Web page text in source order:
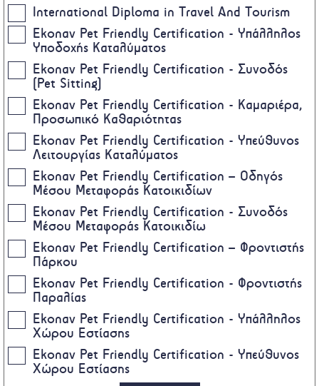
International Diploma in Travel And Tourism
Ekonav Pet Friendly Certification - Υπάλληλος
Υποδοχής Καταλύματος
Ekonav Pet Friendly Certification - Συνοδός
(Pet Sitting)
Ekonav Pet Friendly Certification - Καμαριέρα,
Προσωπικό Καθαριότητας
Ekonav Pet Friendly Certification - Υπεύθυνος
Λειτουργίας Καταλύματος
Ekonav Pet Friendly Certification – Οδηγός
Μέσου Μεταφοράς Κατοικιδίων
Ekonav Pet Friendly Certification - Συνοδός
Μέσου Μεταφοράς Κατοικιδίω
Ekonav Pet Friendly Certification – Φροντιστής
Πάρκου
Ekonav Pet Friendly Certification - Φροντιστής
Παραλίας
Ekonav Pet Friendly Certification - Υπάλληλος
Χώρου Εστίασης
Ekonav Pet Friendly Certification - Υπεύθυνος
Χώρου Εστίασης